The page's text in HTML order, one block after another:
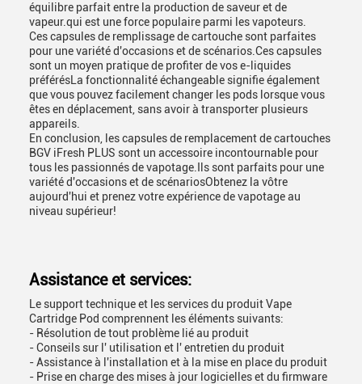
équilibre parfait entre la production de saveur et de
vapeur.qui est une force populaire parmi les vapoteurs.
Ces capsules de remplissage de cartouche sont parfaites
pour une variété d'occasions et de scénarios.Ces capsules
sont un moyen pratique de profiter de vos e-liquides
préférésLa fonctionnalité échangeable signifie également
que vous pouvez facilement changer les pods lorsque vous
êtes en déplacement, sans avoir à transporter plusieurs
appareils.
En conclusion, les capsules de remplacement de cartouches
BGV iFresh PLUS sont un accessoire incontournable pour
tous les passionnés de vapotage.Ils sont parfaits pour une
variété d'occasions et de scénariosObtenez la vôtre
aujourd'hui et prenez votre expérience de vapotage au
niveau supérieur!
Assistance et services:
Le support technique et les services du produit Vape
Cartridge Pod comprennent les éléments suivants:
- Résolution de tout problème lié au produit
- Conseils sur l' utilisation et l' entretien du produit
- Assistance à l'installation et à la mise en place du produit
- Prise en charge des mises à jour logicielles et du firmware